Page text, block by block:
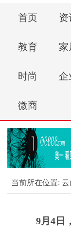
首页 资
教育 家
时尚 企
微商
当前所在位置: 云
9月4日